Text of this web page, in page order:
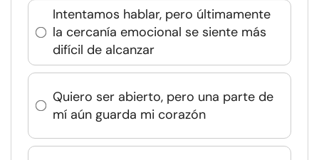
Intentamos hablar, pero últimamente
la cercanía emocional se siente más
difícil de alcanzar
Quiero ser abierto, pero una parte de
mí aún guarda mi corazón